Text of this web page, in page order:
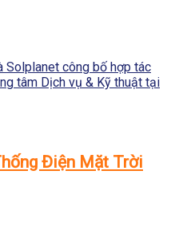
Solplanet công bố hợp tác
tâm Dịch vụ & Kỹ thuật tại
Điện Mặt Trời